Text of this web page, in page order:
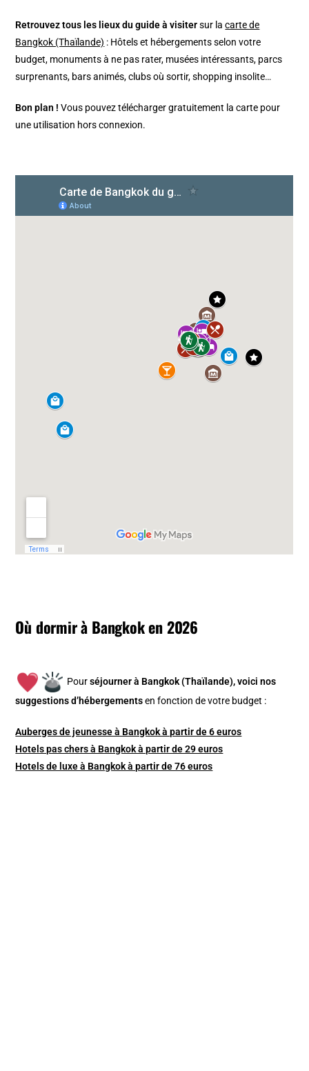
Retrouvez tous les lieux du guide à visitersur lacarte de
Bangkok (Thaïlande) : Hôtels et hébergements selon votre
budget, monuments à ne pas rater, musées intéressants, parcs
surprenants, bars animés, clubs où sortir, shopping insolite…
Bon plan ! Vous pouvez télécharger gratuitement la carte pour
une utilisation hors connexion.
Où dormir à Bangkok en 2026
Pourséjourner à Bangkok (Thaïlande), voici nos
suggestions d’hébergements en fonction de votre budget :
Auberges de jeunesse à Bangkok à partir de 6 euros
Hotels pas chers à Bangkok à partir de 29 euros
Hotels de luxe à Bangkok à partir de 76 euros